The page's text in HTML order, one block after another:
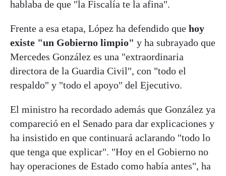
hablaba de que "la Fiscalía te la afina".
Frente a esa etapa, López ha defendido que hoy
existe "un Gobierno limpio" y ha subrayado que
Mercedes González es una "extraordinaria
directora de la Guardia Civil", con "todo el
respaldo" y "todo el apoyo" del Ejecutivo.
El ministro ha recordado además que González ya
compareció en el Senado para dar explicaciones y
ha insistido en que continuará aclarando "todo lo
que tenga que explicar". "Hoy en el Gobierno no
hay operaciones de Estado como había antes", ha